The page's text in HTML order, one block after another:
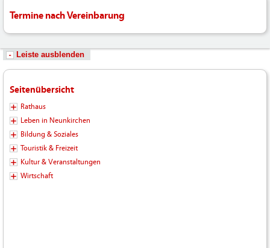
Termine nach Vereinbarung
Leiste ausblenden
Seitenübersicht
Rathaus
Leben in Neunkirchen
Bildung & Soziales
Touristik & Freizeit
Kultur & Veranstaltungen
Wirtschaft